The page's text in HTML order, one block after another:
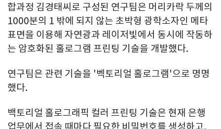
합과정 김경태씨로 구성된 연구팀은 머리카락 두께의
1000분의 1 밖에 되지 않는 초박형 광학소자인 메타
표면을 이용해 자연광과 레이저빛에서 동시에 작동하
는 암호화된 홀로그램 프린팅 기술을 개발했다.
연구팀은 관련 기술을 '벡토리얼 홀로그램'으로 명명
했다.
백토리얼 홀로그래픽 컬러 프린팅 기술은 현재 은행